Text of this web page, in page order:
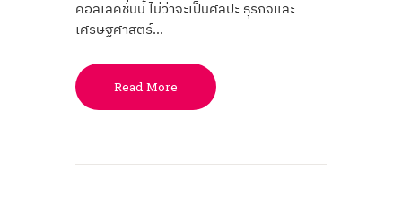
คอลเลคชั่นนี้ ไม่ว่าจะเป็นศิลปะ ธุรกิจและ
เศรษฐศาสตร์…
Read More